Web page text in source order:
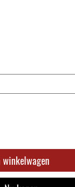
winkelwagen